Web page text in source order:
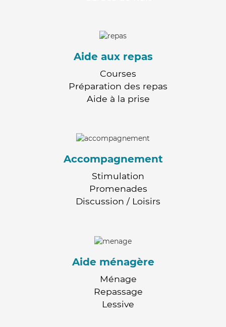
Aide aux repas
Courses
Préparation des repas
Aide à la prise
Accompagnement
Stimulation
Promenades
Discussion / Loisirs
Aide ménagère
Ménage
Repassage
Lessive